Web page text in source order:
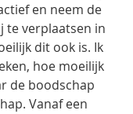
en neem de
te verplaatsen in
dit ook is. Ik
hoe moeilijk
de boodschap
Vanaf een